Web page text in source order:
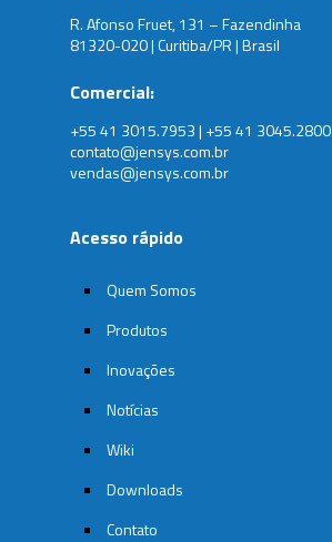
R. Afonso Fruet, 131 – Fazendinha
81320-020 | Curitiba/PR | Brasil
Comercial:
+55 41 3015.7953 | +55 41 3045.2800
contato@jensys.com.br
vendas@jensys.com.br
Acesso rápido
Quem Somos
Produtos
Inovações
Notícias
Wiki
Downloads
Contato